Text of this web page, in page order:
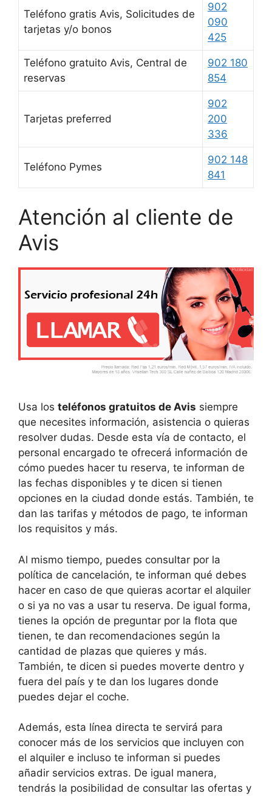
Teléfono gratis Avis, Solicitudes de
tarjetas y/o bonos
902
090
425
Teléfono gratuito Avis, Central de
reservas
902 180
854
Tarjetas preferred
902
200
336
Teléfono Pymes
902 148
841
Atención al cliente de
Avis
Usa los teléfonos gratuitos de Avis siempre
que necesites información, asistencia o quieras
resolver dudas. Desde esta vía de contacto, el
personal encargado te ofrecerá información de
cómo puedes hacer tu reserva, te informan de
las fechas disponibles y te dicen si tienen
opciones en la ciudad donde estás. También, te
dan las tarifas y métodos de pago, te informan
los requisitos y más.
Al mismo tiempo, puedes consultar por la
política de cancelación, te informan qué debes
hacer en caso de que quieras acortar el alquiler
o si ya no vas a usar tu reserva. De igual forma,
tienes la opción de preguntar por la flota que
tienen, te dan recomendaciones según la
cantidad de plazas que quieres y más.
También, te dicen si puedes moverte dentro y
fuera del país y te dan los lugares donde
puedes dejar el coche.
Además, esta línea directa te servirá para
conocer más de los servicios que incluyen con
el alquiler e incluso te informan si puedes
añadir servicios extras. De igual manera,
tendrás la posibilidad de consultar las ofertas y